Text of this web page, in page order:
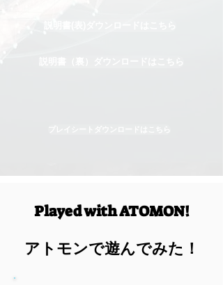
Played with ATOMON!
​アトモンで遊んでみた！